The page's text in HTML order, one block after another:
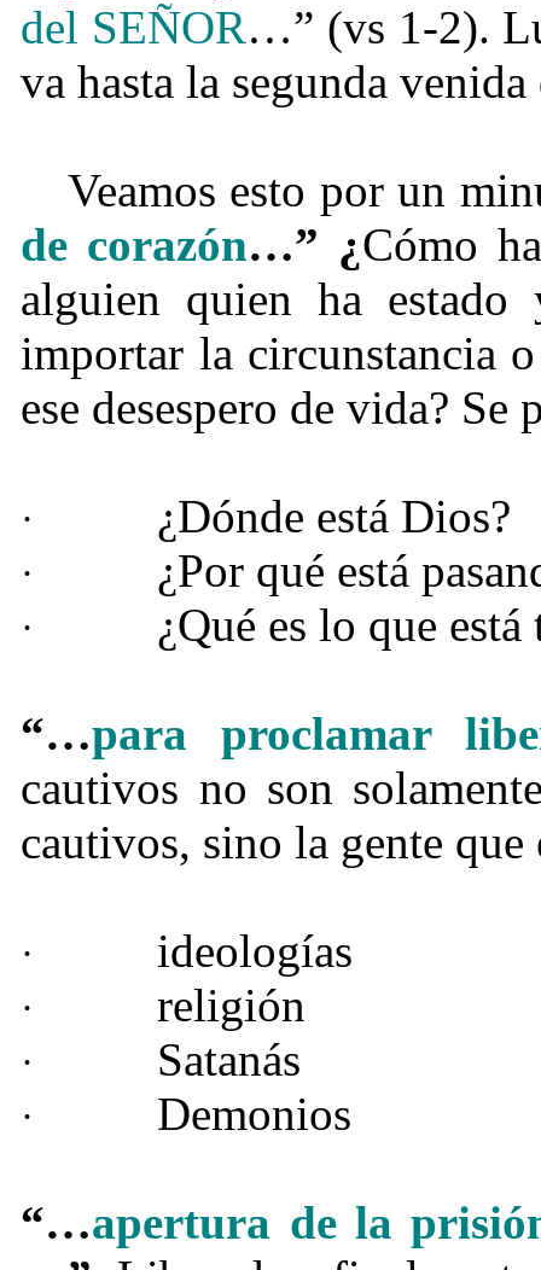
del SEÑOR…” (vs 1-2).
va hasta la segunda
Veamos esto por un
de corazón…” ¿Cómo
alguien quien ha
importar la circunstancia
ese desespero de vida? Se
· ¿Dónde está Dios?
· ¿Por qué está
· ¿Qué es lo que
“…para proclamar
cautivos no son
cautivos, sino la gente
· ideologías
· religión
· Satanás
· Demonios
“…apertura de la